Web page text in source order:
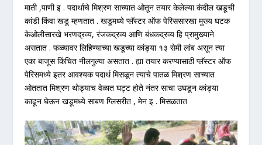
माती ,पाणी इ . पदार्थाचे मिश्रण साच्यात ओतून तयार केलेल्या कंदील खडूची
कांडी किंवा खडू म्हणतात . खडूमध्ये प्लॅस्टर ऑफ पेरिससारखा मुख्य घटक
केओलीसारखे भरणद्रव्य, रंजकद्रव्य आणि बंधकद्रव्य हि प्रामुख्याने
असतात . फळ्यावर लिहिण्याच्या खडूच्या कांड्या १३ सेमी लांब असून त्या
एका बाजूस किंचित नीलगुल्या असतात . ह्या तयार करण्यासाठी प्लॅस्टर ऑफ
पेरिसमध्ये इतर आवश्यक पदार्थ मिसळून त्याचे पातळ मिश्रण साच्यात
ओततात मिश्रण थोड्याच वेळात घट्ट होते नंतर साचा उघडून कांड्या
काढून घेऊन खडूमध्ये साबण ग्लिसरीत , मेन इ . मिसळतात